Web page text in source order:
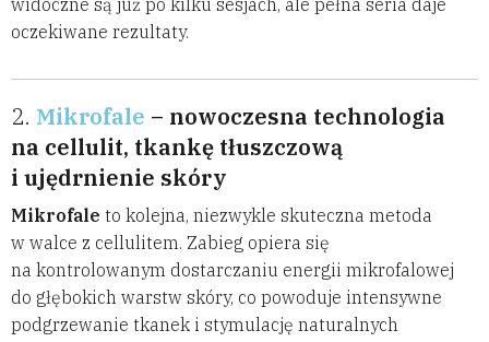
widoczne są już po kilku sesjach, ale pełna seria daje
oczekiwane rezultaty.
2. Mikrofale – nowoczesna technologia
na cellulit, tkankę tłuszczową
i ujędrnienie skóry
Mikrofale to kolejna, niezwykle skuteczna metoda
w walce z cellulitem. Zabieg opiera się
na kontrolowanym dostarczaniu energii mikrofalowej
do głębokich warstw skóry, co powoduje intensywne
podgrzewanie tkanek i stymulację naturalnych